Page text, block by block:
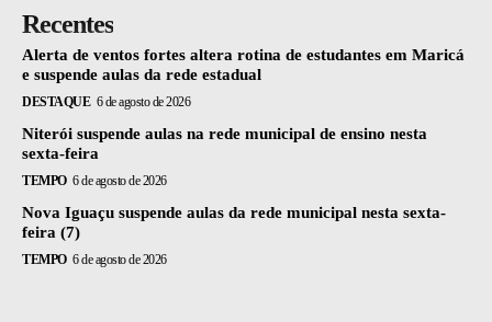
Recentes
Alerta de ventos fortes altera rotina de estudantes em Maricá
e suspende aulas da rede estadual
DESTAQUE 6 de agosto de 2026
Niterói suspende aulas na rede municipal de ensino nesta
sexta-feira
TEMPO 6 de agosto de 2026
Nova Iguaçu suspende aulas da rede municipal nesta sexta-
feira (7)
TEMPO 6 de agosto de 2026